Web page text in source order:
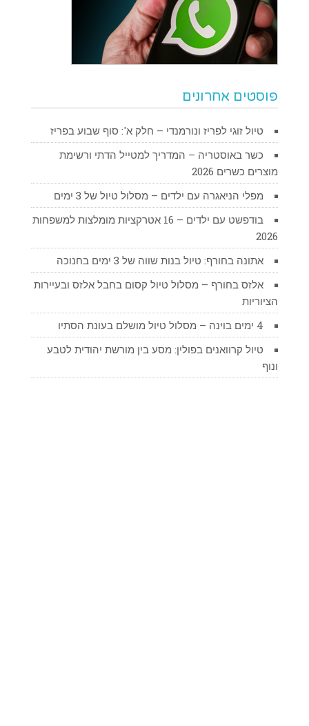
פוסטים אחרונים
טיול זוגי לפריז ונורמנדי – חלק א': סוף שבוע בפריז
כשר באוסטריה – המדריך למטייל הדתי ורשימת
מוצרים כשרים 2026
מפלי הניאגרה עם ילדים – מסלול טיול של 3 ימים
בודפשט עם ילדים – 16 אטרקציות מומלצות למשפחות
2026
אתונה בחורף: טיול בנות שווה של 3 ימים בחנוכה
אלזס בחורף – מסלול טיול קסום בחבל אלזס ובעיירות
הציוריות
4 ימים בוינה – מסלול טיול מושלם בעונת הסתיו
טיול קרוואנים בפולין: מסע בין מורשת יהודית לטבע
ונוף